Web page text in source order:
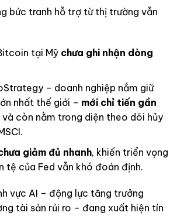
bức tranh hỗ trợ từ thị trường vẫn
tại Mỹ chưa ghi nhận dòng
– doanh nghiệp nắm giữ
nhất thế giới – mới chỉ tiến gần
và còn nằm trong diện theo dõi hủy
giảm đủ nhanh, khiến triển vọng
tệ của Fed vẫn khó đoán định.
vực AI – động lực tăng trưởng
tài sản rủi ro – đang xuất hiện tín